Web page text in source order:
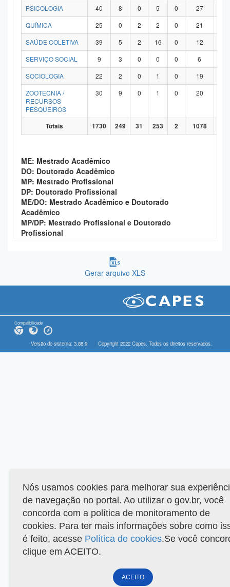
PSICOLOGIA 40 8 0 5 0 27
QUÍMICA
25 0 2 2 0 21
SAÚDE COLETIVA
39 5 2 16 0 12
SERVIÇO SOCIAL
9 3 0 0 0 6
SOCIOLOGIA
22 2 0 1 0 19
ZOOTECNIA /
RECURSOS
PESQUEIROS
30 9 0 1 0 20
Totais 1730 249 31 253 2 1078
ME: Mestrado Acadêmico
DO: Doutorado Acadêmico
MP: Mestrado Profissional
DP: Doutorado Profissional
ME/DO: Mestrado Acadêmico e Doutorado
Acadêmico
MP/DP: Mestrado Profissional e Doutorado
Profissional
Gerar arquivo XLS
Compatibilidade
Versão do sistema: 3.88.9 Copyright 2022 Capes. Todos os direitos reservados.
Nós usamos cookies para melhorar sua
de navegação no portal. Ao utilizar o gov.br, você
concorda com a política de monitoramento de
cookies. Para ter mais informações sobre como
é feito, acesse Política de cookies.Se você
clique em ACEITO.
ACEITO